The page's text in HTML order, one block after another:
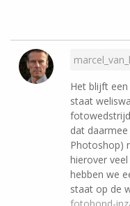
Het blijft
staat
dat daarmee
Photoshop)
hierover
hebben we
staat op de
fotobond-